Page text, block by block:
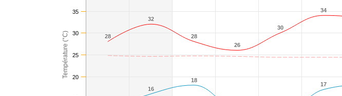
Température (°C) 28
28
32
32
28
28
26
26
30
30
34
34
16
16
18
18
17
17
20
25
30
35